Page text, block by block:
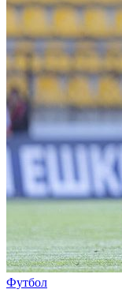
Футбол